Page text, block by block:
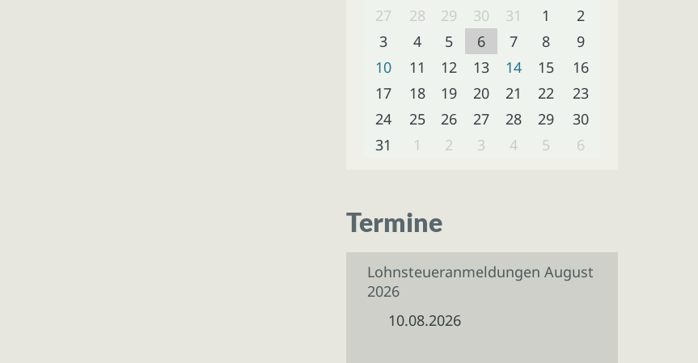
27
28 29 30 31 1
2
3
4 5 6 7 8
9
10
11 12 13 14 15
16
17
18 19 20 21 22
23
24
25 26 27 28 29
30
31
1 2 3 4 5 6
Termine
Lohnsteueranmeldungen August
2026
10.08.2026